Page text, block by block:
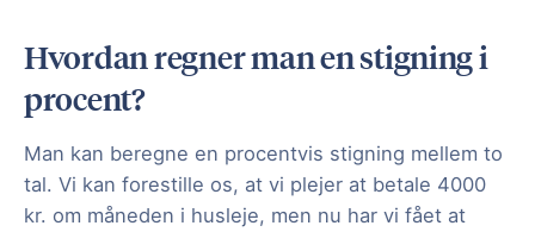
Hvordan regner man en stigning i
procent?
Man kan beregne en procentvis stigning mellem to
tal. Vi kan forestille os, at vi plejer at betale 4000
kr. om måneden i husleje, men nu har vi fået at